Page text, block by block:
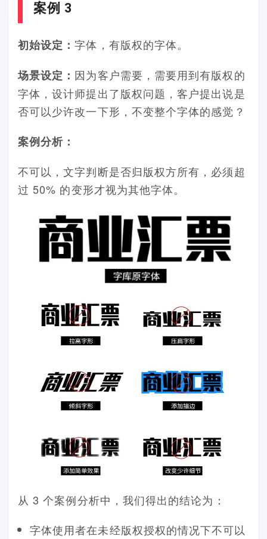
案例 3
初始设定：字体，有版权的字体。
场景设定： 因为客户需要，需要用到有版权的
字体，设计师提出了版权问题，客户提出说是
否可以少许改一下形，不变整个字体的感觉？
案例分析：
不可以，文字判断是否归版权方所有，必须超
过 50% 的变形才视为其他字体。
从 3 个案例分析中，我们得出的结论为：
字体使用者在未经版权授权的情况下不可以